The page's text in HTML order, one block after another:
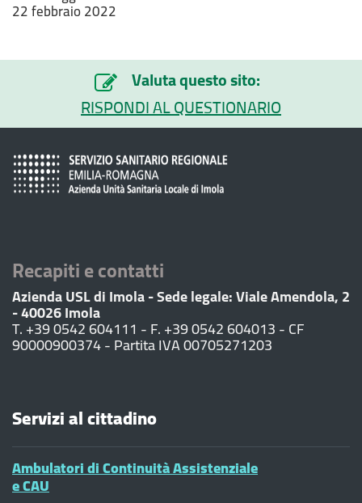
22 febbraio 2022
Valuta questo sito:
RISPONDI AL QUESTIONARIO
Recapiti e contatti
Azienda USL di Imola - Sede legale: Viale Amendola, 2
- 40026 Imola
T. +39 0542 604111 - F. +39 0542 604013 - CF
90000900374 - Partita IVA 00705271203
Servizi al cittadino
Ambulatori di Continuità Assistenziale
e CAU